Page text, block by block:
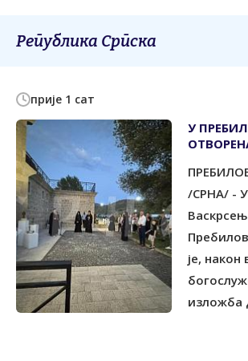
Република Српска
прије 1 сат
У
/СРНА/ -
је,
изложба